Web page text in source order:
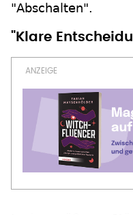
"Abschalten".
"Klare